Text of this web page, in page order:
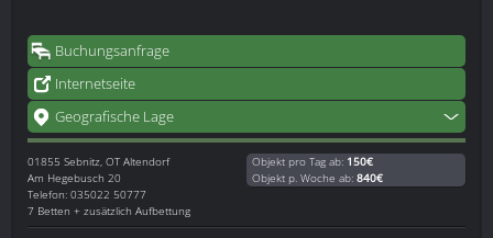
Buchungsanfrage
Internetseite
Geografische Lage
01855 Sebnitz, OT Altendorf
Am Hegebusch 20
Telefon: 035022 50777
7 Betten + zusätzlich Aufbettung
Objekt pro Tag ab: 150€
Objekt p. Woche ab: 840€